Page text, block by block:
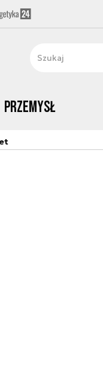
Przemysł